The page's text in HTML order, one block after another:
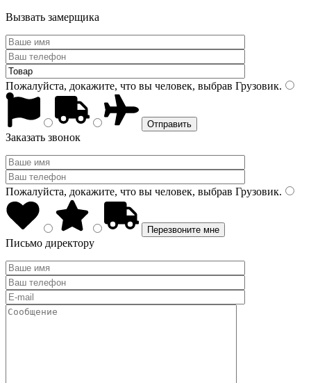
Вызвать замерщика
Пожалуйста, докажите, что вы человек, выбрав Грузовик.
Заказать звонок
Пожалуйста, докажите, что вы человек, выбрав Грузовик.
Письмо директору